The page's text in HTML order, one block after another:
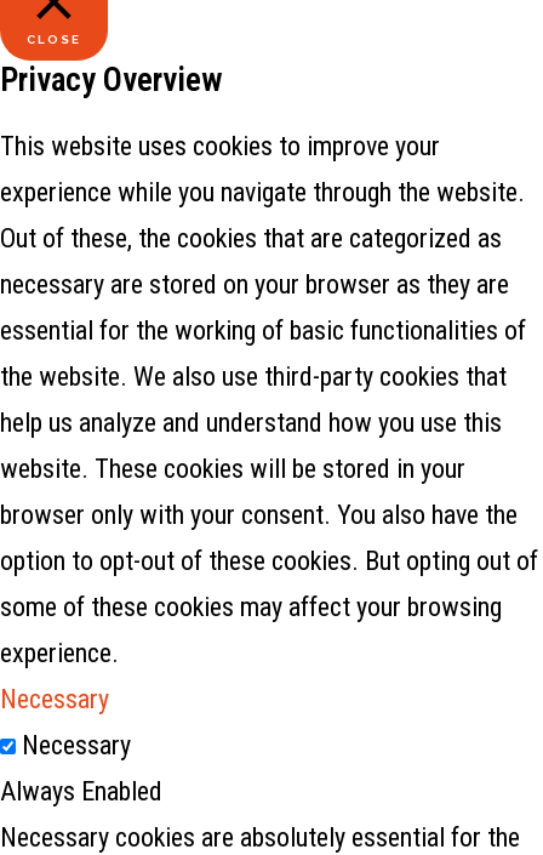
CLOSE
Privacy Overview
This website uses cookies to improve your
experience while you navigate through the website.
Out of these, the cookies that are categorized as
necessary are stored on your browser as they are
essential for the working of basic functionalities of
the website. We also use third-party cookies that
help us analyze and understand how you use this
website. These cookies will be stored in your
browser only with your consent. You also have the
option to opt-out of these cookies. But opting out of
some of these cookies may affect your browsing
experience.
Necessary
Necessary
Always Enabled
Necessary cookies are absolutely essential for the